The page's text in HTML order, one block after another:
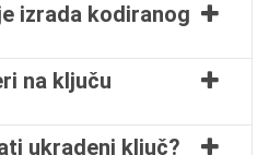
izrada kodiranog
na ključu
ukradeni ključ?